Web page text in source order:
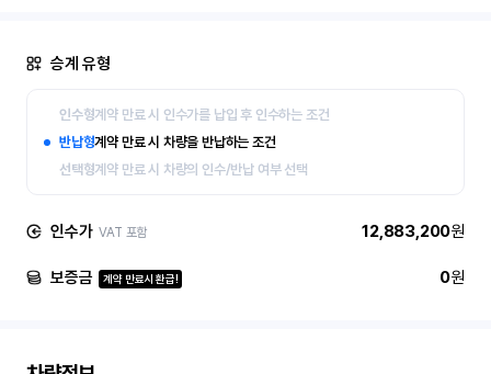
승계 유형
인수형계약 만료 시 인수가를 납입 후 인수하는 조건
반납형계약 만료 시 차량을 반납하는 조건
선택형계약 만료 시 차량의 인수/반납 여부 선택
인수가 VAT 포함 12,883,200원
보증금 계약 만료시 환급! 0원